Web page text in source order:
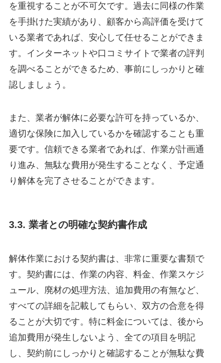
を重視することが不可欠です。過去に同様の作業
を手掛けた実績があり、顧客から高評価を受けて
いる業者であれば、安心して任せることができま
す。インターネットや口コミサイトで業者の評判
を調べることができるため、事前にしっかりと確
認しましょう。
また、業者が解体に必要な許可を持っているか、
適切な保険に加入しているかを確認することも重
要です。信頼できる業者であれば、作業が計画通
り進み、無駄な費用が発生することなく、予定通
り解体を完了させることができます。
3.3. 業者との明確な契約書作成
解体作業における契約書は、非常に重要な書類で
す。契約書には、作業の内容、料金、作業スケジ
ュール、廃材の処理方法、追加費用の有無など、
すべての詳細を記載してもらい、双方の合意を得
ることが大切です。特に料金については、後から
追加費用が発生しないよう、全ての項目を明記
し、契約前にしっかりと確認することが無駄な費